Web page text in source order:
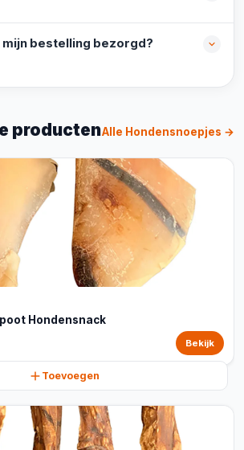
bestelling bezorgd?
productenAlle Hondensnoepjes →
Hondensnack
Bekijk
Toevoegen